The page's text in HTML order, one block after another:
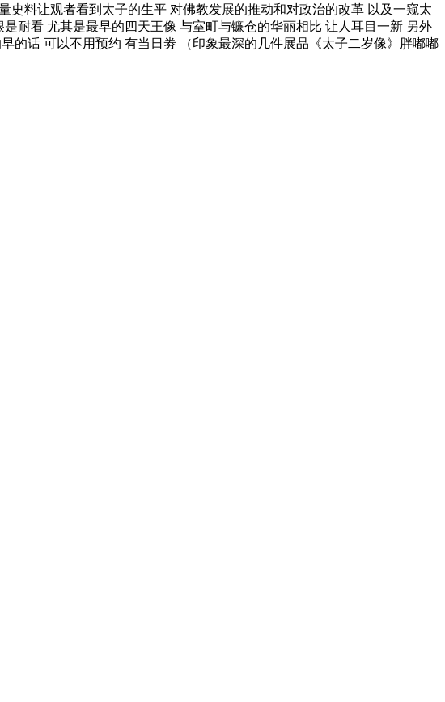
史料让观者看到太子的生平 对佛教发展的推动和对政治的改革 以及一窥太
耐看 尤其是最早的四天王像 与室町与镰仓的华丽相比 让人耳目一新 另外
的话 可以不用预约 有当日劵 （印象最深的几件展品《太子二岁像》胖嘟嘟